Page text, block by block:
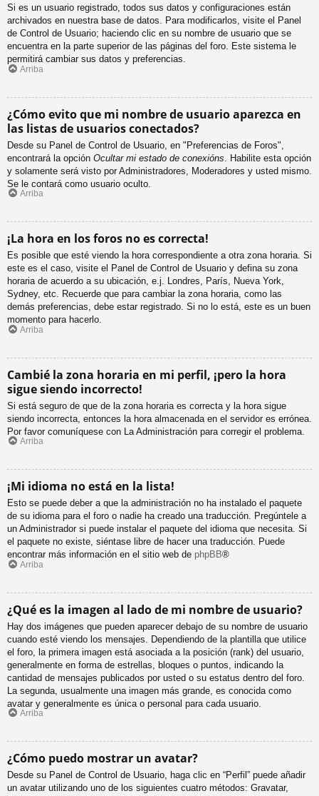
Si es un usuario registrado, todos sus datos y configuraciones están
archivados en nuestra base de datos. Para modificarlos, visite el Panel
de Control de Usuario; haciendo clic en su nombre de usuario que se
encuentra en la parte superior de las páginas del foro. Este sistema le
permitirá cambiar sus datos y preferencias.
Arriba
¿Cómo evito que mi nombre de usuario aparezca en
las listas de usuarios conectados?
Desde su Panel de Control de Usuario, en "Preferencias de Foros",
encontrará la opción Ocultar mi estado de conexións . Habilite esta opción
y solamente será visto por Administradores, Moderadores y usted mismo.
Se le contará como usuario oculto.
Arriba
¡La hora en los foros no es correcta!
Es posible que esté viendo la hora correspondiente a otra zona horaria. Si
este es el caso, visite el Panel de Control de Usuario y defina su zona
horaria de acuerdo a su ubicación, e.j. Londres, París, Nueva York,
Sydney, etc. Recuerde que para cambiar la zona horaria, como las
demás preferencias, debe estar registrado. Si no lo está, este es un buen
momento para hacerlo.
Arriba
Cambié la zona horaria en mi perfil, ¡pero la hora
sigue siendo incorrecto!
Si está seguro de que de la zona horaria es correcta y la hora sigue
siendo incorrecta, entonces la hora almacenada en el servidor es errónea.
Por favor comuníquese con La Administración para corregir el problema.
Arriba
¡Mi idioma no está en la lista!
Esto se puede deber a que la administración no ha instalado el paquete
de su idioma para el foro o nadie ha creado una traducción. Pregúntele a
un Administrador si puede instalar el paquete del idioma que necesita. Si
el paquete no existe, siéntase libre de hacer una traducción. Puede
encontrar más información en el sitio web de phpBB®
Arriba
¿Qué es la imagen al lado de mi nombre de usuario?
Hay dos imágenes que pueden aparecer debajo de su nombre de usuario
cuando esté viendo los mensajes. Dependiendo de la plantilla que utilice
el foro, la primera imagen está asociada a la posición (rank) del usuario,
generalmente en forma de estrellas, bloques o puntos, indicando la
cantidad de mensajes publicados por usted o su estatus dentro del foro.
La segunda, usualmente una imagen más grande, es conocida como
avatar y generalmente es única o personal para cada usuario.
Arriba
¿Cómo puedo mostrar un avatar?
Desde su Panel de Control de Usuario, haga clic en “Perfil” puede añadir
un avatar utilizando uno de los siguientes cuatro métodos: Gravatar,